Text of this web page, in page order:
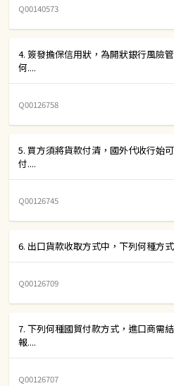
Q00140573
4. 簽發擔保信用狀，為開狀銀行風險
何....
Q00126758
5. 買方須將貨款付清，國外代收行始
付....
Q00126745
6. 出口貨款收取方式中，下列何種方
Q00126709
7. 下列何種國貿付款方式，進口商需
報....
Q00126707